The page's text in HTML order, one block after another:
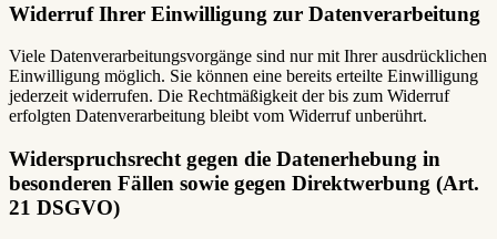
Widerruf Ihrer Einwilligung zur Datenverarbeitung
Viele Datenverarbeitungsvorgänge sind nur mit Ihrer ausdrücklichen
Einwilligung möglich. Sie können eine bereits erteilte Einwilligung
jederzeit widerrufen. Die Rechtmäßigkeit der bis zum Widerruf
erfolgten Datenverarbeitung bleibt vom Widerruf unberührt.
Widerspruchsrecht gegen die Datenerhebung in
besonderen Fällen sowie gegen Direktwerbung (Art.
21 DSGVO)